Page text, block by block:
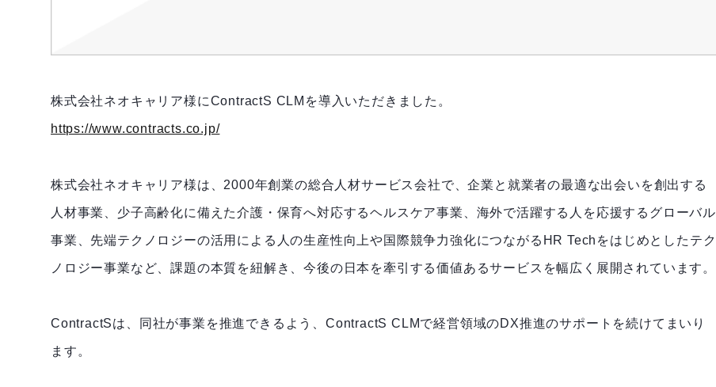
株式会社ネオキャリア様にContractS CLMを導入いただきました。
https://www.contracts.co.jp/
株式会社ネオキャリア様は、2000年創業の総合人材サービス会社で、企業と就業者の最適な出会いを創出する
人材事業、少子高齢化に備えた介護・保育へ対応するヘルスケア事業、海外で活躍する人を応援するグローバル
事業、先端テクノロジーの活用による人の生産性向上や国際競争力強化につながるHR Techをはじめとしたテク
ノロジー事業など、課題の本質を紐解き、今後の日本を牽引する価値あるサービスを幅広く展開されています。
ContractSは、同社が事業を推進できるよう、ContractS CLMで経営領域のDX推進のサポートを続けてまいり
ます。